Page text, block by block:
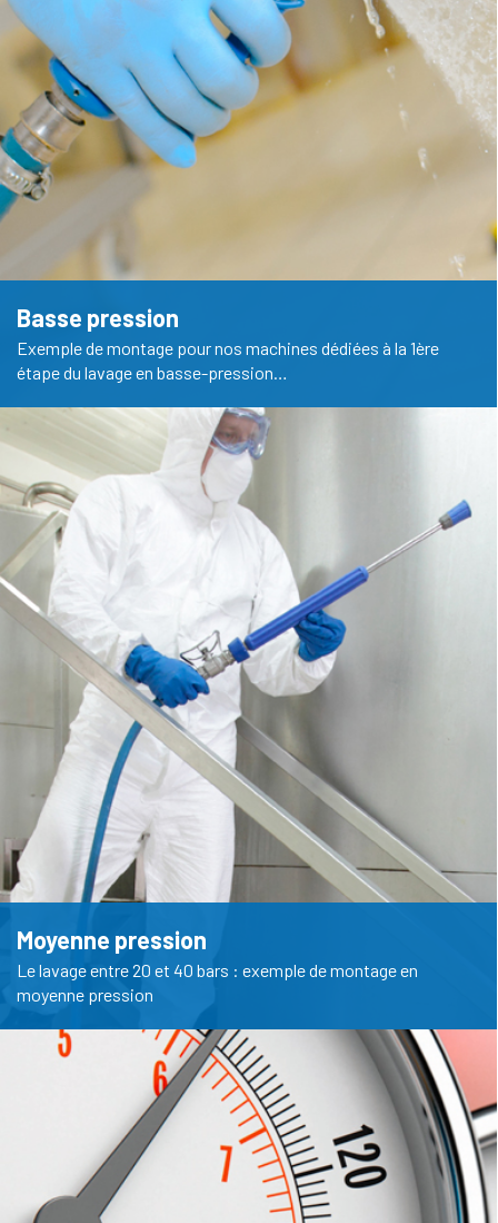
Basse pression
Exemple de montage pour nos machines dédiées à la 1ère
étape du lavage en basse-pression…
Moyenne pression
Le lavage entre 20 et 40 bars : exemple de montage en
moyenne pression